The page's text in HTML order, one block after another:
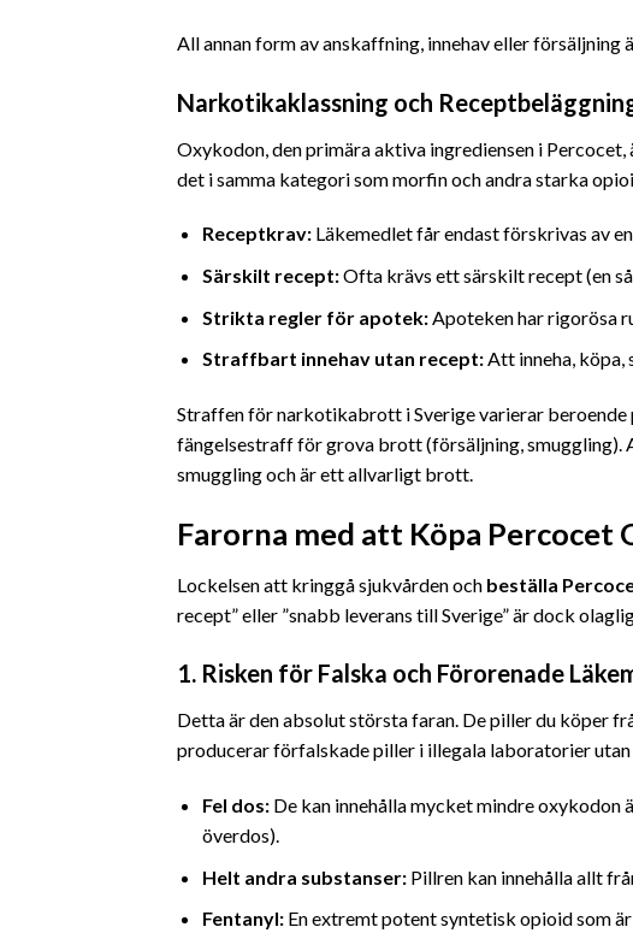
All annan form av anskaffning, innehav eller försäljning
Narkotikaklassning och
Oxykodon, den primära aktiva ingrediensen i Percocet,
det i samma kategori som morfin och andra starka
Receptkrav:Läkemedlet får endast förskrivas av
Särskilt recept:Ofta krävs ett särskilt recept (en
Strikta regler för apotek:Apoteken har rigorösa
Straffbart innehav utan recept:Att inneha, köpa,
Straffen för narkotikabrott i Sverige varierar
fängelsestraff för grova brott (försäljning, smuggling).
smuggling och är ett allvarligt brott.
Farorna med att Köpa Percocet
Lockelsen att kringgå sjukvården och beställa
recept” eller ”snabb leverans till Sverige” är dock
1. Risken för Falska och Förorenade
Detta är den absolut största faran. De piller du köper
producerar förfalskade piller i illegala laboratorier
Fel dos:De kan innehålla mycket mindre oxykodon
överdos).
Helt andra substanser:Pillren kan innehålla allt
Fentanyl:En extremt potent syntetisk opioid som